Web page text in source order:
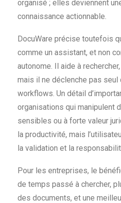
organisé ; elles deviennent
connaissance actionnable.
DocuWare précise toutefois
comme un assistant, et non
autonome. Il aide à
mais il ne déclenche pas
workflows. Un détail
organisations qui manipulent
sensibles ou à forte valeur
la productivité, mais
la validation et la
Pour les entreprises, le
de temps passé à chercher,
des documents, et une